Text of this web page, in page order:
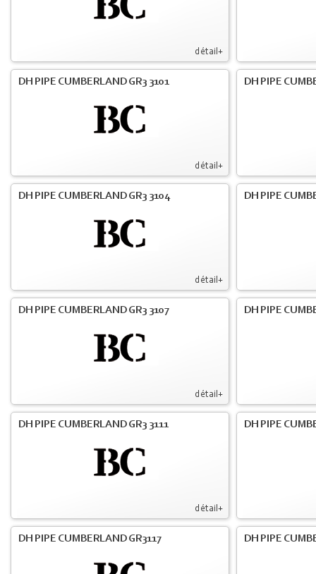
détail+
détail+
DH PIPE CUMBERLAND GR3 3101 DH PIPE
détail+
DH PIPE CUMBERLAND GR3 3104 DH PIPE
détail+
DH PIPE CUMBERLAND GR3 3107 DH PIPE
détail+
DH PIPE CUMBERLAND GR3 3111 DH PIPE
DH PIPE CUMBERLAND GR3117 DH PIPE